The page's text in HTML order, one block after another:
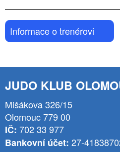
Informace o trenérovi
JUDO KLUB
Mišákova 326/15
Olomouc 779 00
IČ: 702 33 977
Bankovní účet: 27-